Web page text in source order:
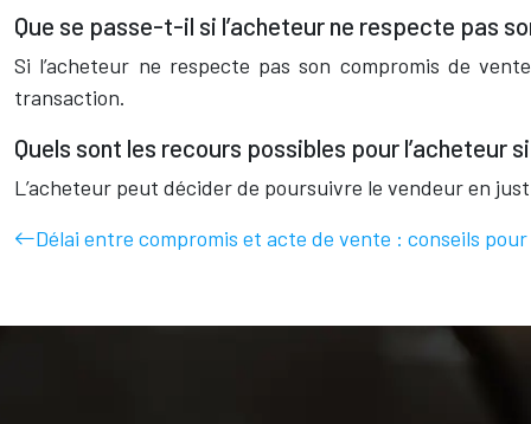
Que se passe-t-il si l’acheteur ne respecte pas
Si l’acheteur ne respecte pas son compromis de
transaction.
Quels sont les recours possibles pour l’acheteur
L’acheteur peut décider de poursuivre le vendeur en
Délai entre compromis et acte de vente : conseils